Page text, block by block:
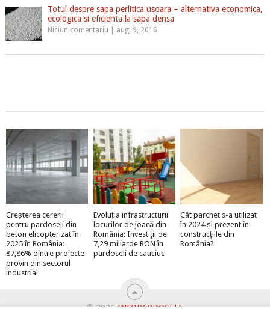
Totul despre sapa perlitica usoara – alternativa economica,
ecologica si eficienta la sapa densa
Niciun comentariu aug. 9, 2016
Creșterea cererii
pentru pardoseli din
beton elicopterizat în
2025 în România:
87,86% dintre proiecte
provin din sectorul
industrial
Evoluția infrastructurii
locurilor de joacă din
România: Investiții de
7,29 miliarde RON în
pardoseli de cauciuc
Cât parchet s-a utilizat
în 2024 și prezent în
construcțiile din
România?